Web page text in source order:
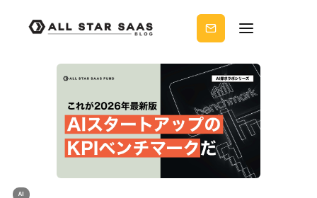
ノウ
ハウ
を受
りま
せん
か？
AI